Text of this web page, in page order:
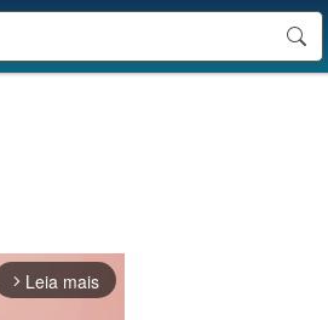
arrow_forward_ios Leia mais